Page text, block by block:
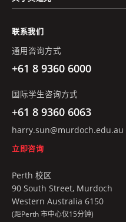
联系我们
通用咨询方式
+61 8 9360 6000
国际学生咨询方式
+61 8 9360 6063
harry.sun@murdoch.edu.au
立即咨询
Perth 校区
90 South Street, Murdoch
Western Australia 6150
(距Perth 市中心仅15分钟)